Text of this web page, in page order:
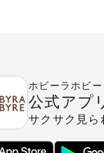
ホビーラホビー
公式アプ
サクサク見ら